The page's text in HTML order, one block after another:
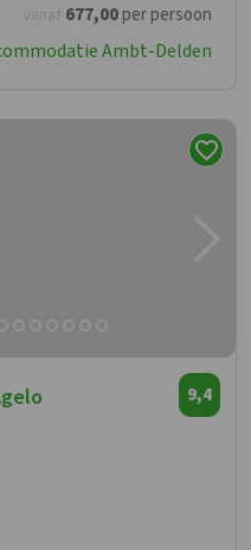
vanaf 677,00per persoon
Ambt-Delden
9,4